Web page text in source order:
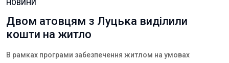
НОВИНИ
Двом атовцям з Луцька виділили
кошти на житло
В рамках програми забезпечення житлом на умовах